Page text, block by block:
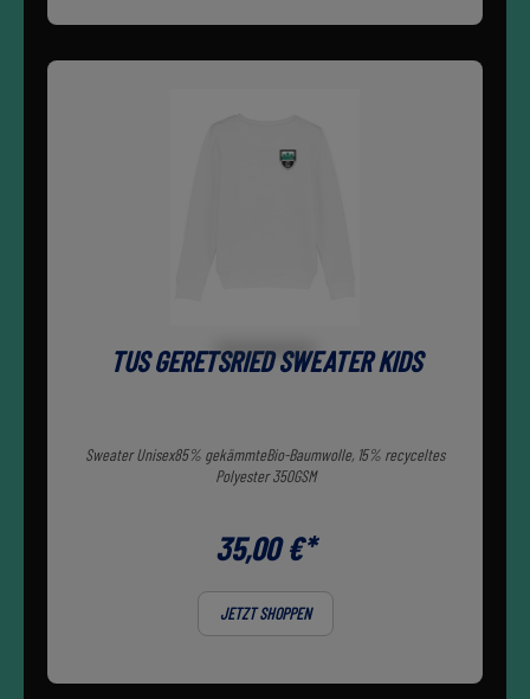
TUS GERETSRIED SWEATER KIDS
Sweater Unisex85% gekämmteBio-Baumwolle, 15% recyceltes
Polyester 350GSM
35,00 €*
JETZT SHOPPEN